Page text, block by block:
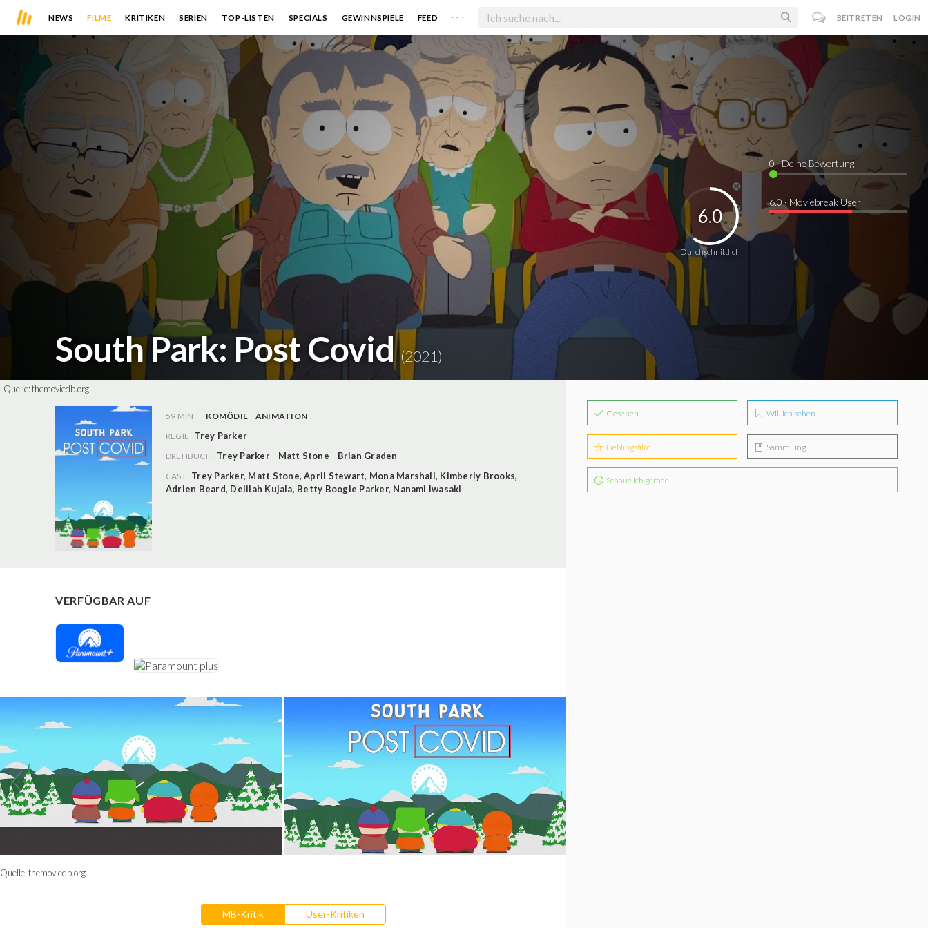
NEWS FILME KRITIKEN SERIEN TOP-LISTEN SPECIALS GEWINNSPIELE FEED . . . BEITRETEN LOGIN
South Park: Post Covid(2021)
Durchschnittlich
6.0
0· Deine Bewertung
6.0 · Moviebreak User
Quelle:themoviedb.org
59 MIN KOMÖDIE
ANIMATION
REGIE Trey Parker
DREHBUCH Trey Parker Matt Stone Brian Graden
CAST Trey Parker, Matt Stone,April Stewart, Mona Marshall, Kimberly Brooks,
Adrien Beard, Delilah Kujala, Betty Boogie Parker, Nanami Iwasaki
VERFÜGBAR AUF
Quelle:themoviedb.org
MB-Kritik User-Kritiken
Gesehen Will ich sehen
Lieblingsfilm Sammlung
Schaue ich gerade